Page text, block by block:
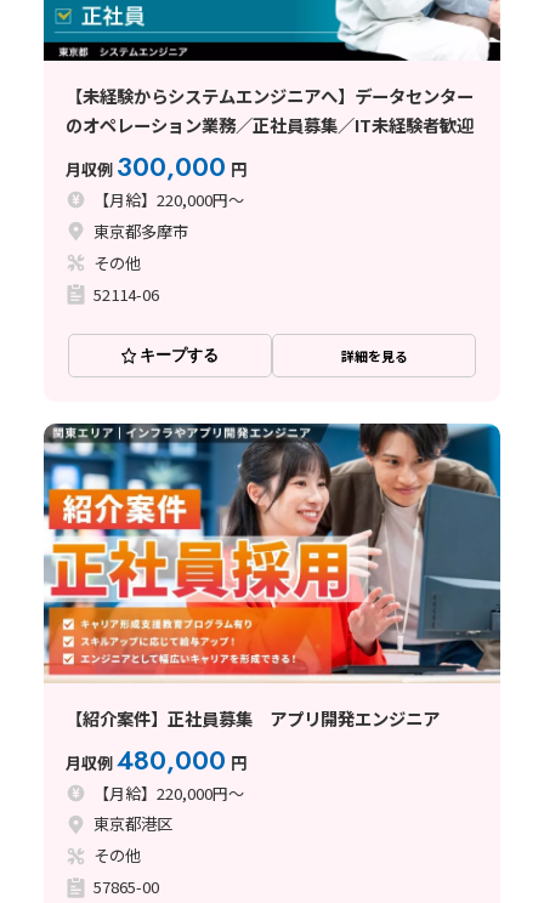
【未経験からシステムエンジニアへ】データセンター
のオペレーション業務／正社員募集／IT未経験者歓迎
月収例 300,000 円
【月給】220,000円～
東京都多摩市
その他
52114-06
キープする 詳細を見る
【紹介案件】正社員募集 アプリ開発エンジニア
月収例480,000 円
【月給】220,000円～
東京都港区
その他
57865-00